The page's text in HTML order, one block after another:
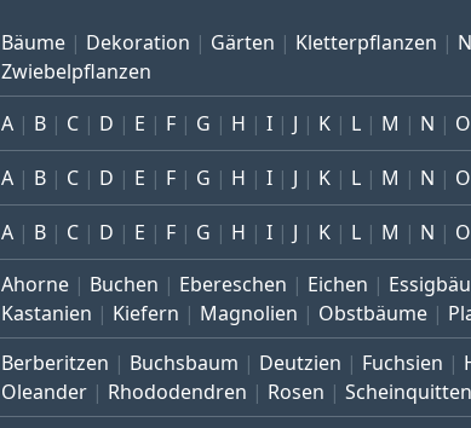
Bäume Dekoration Gärten Kletterpflanzen
Zwiebelpflanzen
A B C D E F G H I J K L M N O
A B C D E F G H I J K L M N O
A B C D E F G H I J K L M N O
Ahorne Buchen Ebereschen Eichen
Kastanien
Kiefern Magnolien Obstbäume
Berberitzen Buchsbaum Deutzien Fuchsien
Oleander
Rhododendren Rosen Scheinquitten